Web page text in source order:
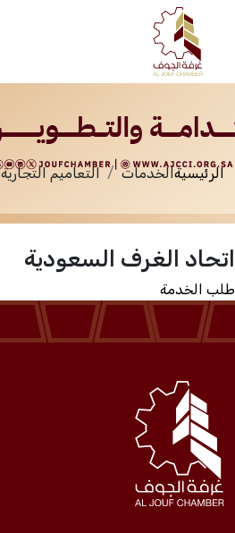
تعرف علينا
الخدمات
المركز الإعلامي
فعاليات الغرفة
فعاليات الجوف
الخدمات
الرئيسيةالخدمات التعاميم التجارية
اتحاد الغرف السعودية
طلب الخدمة